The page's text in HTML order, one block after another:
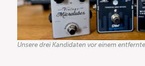
Unsere drei Kandidaten vor einem